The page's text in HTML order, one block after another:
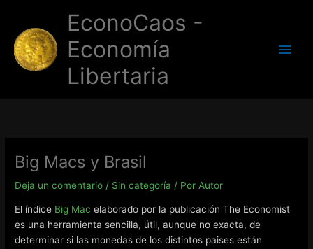
contenido
EconoCaos -
Economía
Libertaria
Big Macs y Brasil
Deja un comentario / Sin categoría / Por Autor
El índice Big Mac elaborado por la publicación The Economist
es una herramienta sencilla, útil, aunque no exacta, de
determinar si las monedas de los distintos paises están